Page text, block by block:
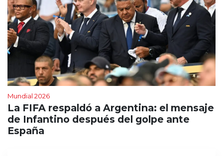
Mundial 2026
La FIFA respaldó a Argentina: el mensaje
de Infantino después del golpe ante
España